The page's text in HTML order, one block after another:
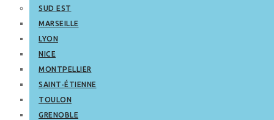
SUD EST
MARSEILLE
LYON
NICE
MONTPELLIER
SAINT-ÉTIENNE
TOULON
GRENOBLE